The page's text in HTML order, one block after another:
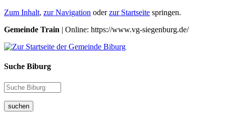
Zum Inhalt, zur Navigation oderzur Startseite springen.
Gemeinde Train | Online: https://www.vg-siegenburg.de/
Suche Biburg
suchen